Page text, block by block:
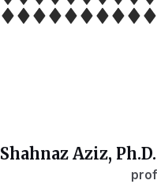
Shahnaz Aziz, Ph.D.